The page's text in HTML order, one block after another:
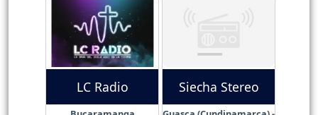
LC Radio Siecha Stereo